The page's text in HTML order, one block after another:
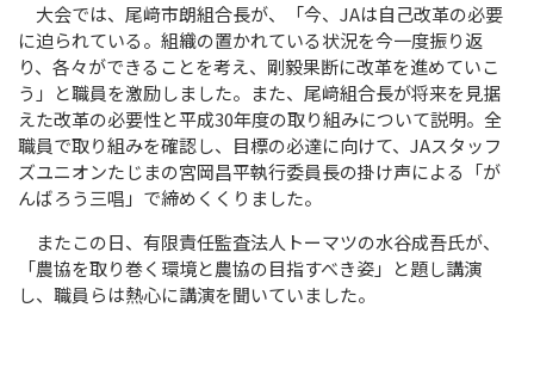
大会では、尾﨑市朗組合長が、「今、JAは自己改革の必要
に迫られている。組織の置かれている状況を今一度振り返
り、各々ができることを考え、剛毅果断に改革を進めていこ
う」と職員を激励しました。また、尾﨑組合長が将来を見据
えた改革の必要性と平成30年度の取り組みについて説明。全
職員で取り組みを確認し、目標の必達に向けて、JAスタッフ
ズユニオンたじまの宮岡昌平執行委員長の掛け声による「が
んばろう三唱」で締めくくりました。
またこの日、有限責任監査法人トーマツの水谷成吾氏が、
「農協を取り巻く環境と農協の目指すべき姿」と題し講演
し、職員らは熱心に講演を聞いていました。